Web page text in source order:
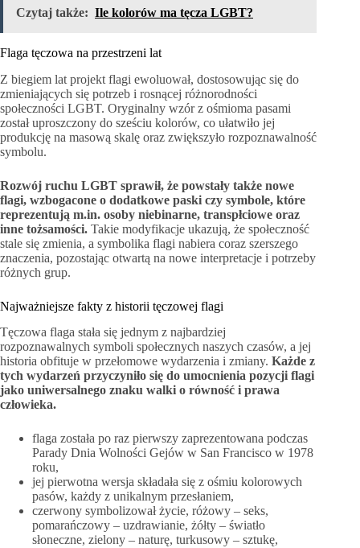
Czytaj także: Ile kolorów ma tęcza LGBT?
Flaga tęczowa na przestrzeni lat
Z biegiem lat projekt flagi ewoluował, dostosowując się do
zmieniających się potrzeb i rosnącej różnorodności
społeczności LGBT. Oryginalny wzór z ośmioma pasami
został uproszczony do sześciu kolorów, co ułatwiło jej
produkcję na masową skalę oraz zwiększyło rozpoznawalność
symbolu.
Rozwój ruchu LGBT sprawił, że powstały także nowe
flagi, wzbogacone o dodatkowe paski czy symbole, które
reprezentują m.in. osoby niebinarne, transpłciowe oraz
inne tożsamości. Takie modyfikacje ukazują, że społeczność
stale się zmienia, a symbolika flagi nabiera coraz szerszego
znaczenia, pozostając otwartą na nowe interpretacje i potrzeby
różnych grup.
Najważniejsze fakty z historii tęczowej flagi
Tęczowa flaga stała się jednym z najbardziej
rozpoznawalnych symboli społecznych naszych czasów, a jej
historia obfituje w przełomowe wydarzenia i zmiany. Każde z
tych wydarzeń przyczyniło się do umocnienia pozycji flagi
jako uniwersalnego znaku walki o równość i prawa
człowieka.
flaga została po raz pierwszy zaprezentowana podczas
Parady Dnia Wolności Gejów w San Francisco w 1978
roku,
jej pierwotna wersja składała się z ośmiu kolorowych
pasów, każdy z unikalnym przesłaniem,
czerwony symbolizował życie, różowy – seks,
pomarańczowy – uzdrawianie, żółty – światło
słoneczne, zielony – naturę, turkusowy – sztukę,